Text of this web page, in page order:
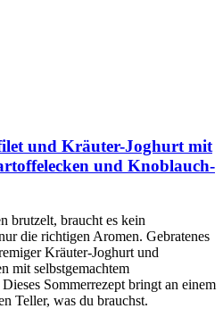
und Kräuter-Joghurt mit
und Knoblauch-
brutzelt, braucht es kein
die richtigen Aromen. Gebratenes
Kräuter-Joghurt und
mit selbstgemachtem
Sommerrezept bringt an einem
Teller, was du brauchst.